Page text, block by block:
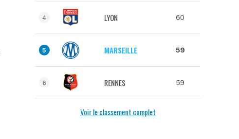
4 LYON 60
5 MARSEILLE 59
6 RENNES 59
Voir le classement complet